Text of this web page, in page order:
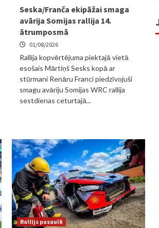
Seska/Franča ekipāžai smaga
avārija Somijas rallija 14.
ātrumposmā
01/08/2026
Rallija kopvērtējuma piektajā vietā
esošais Mārtiņš Sesks kopā ar
stūrmani Renāru Franci piedzīvojuši
smagu avāriju Somijas WRC rallija
sestdienas ceturtajā...
Rallijs pasaulē